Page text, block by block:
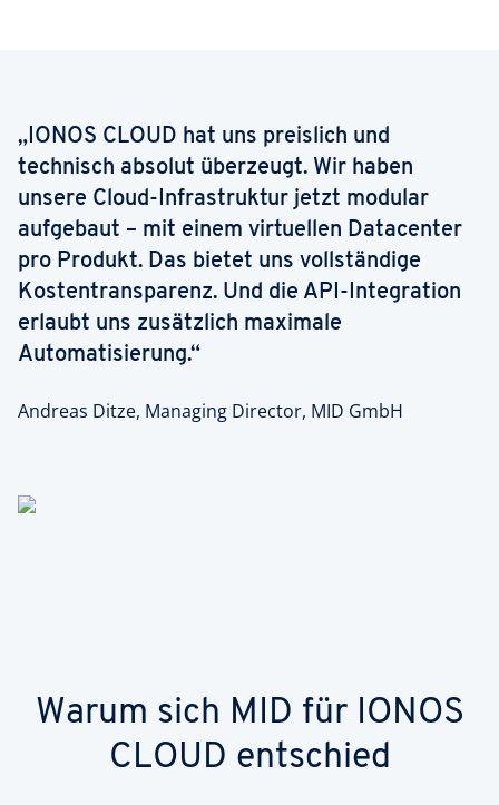
„IONOS CLOUD hat uns preislich und
technisch absolut überzeugt. Wir haben
unsere Cloud-Infrastruktur jetzt modular
aufgebaut – mit einem virtuellen Datacenter
pro Produkt. Das bietet uns vollständige
Kostentransparenz. Und die API-Integration
erlaubt uns zusätzlich maximale
Automatisierung.“
Andreas Ditze, Managing Director, MID GmbH
Warum sich MID für IONOS
CLOUD entschied